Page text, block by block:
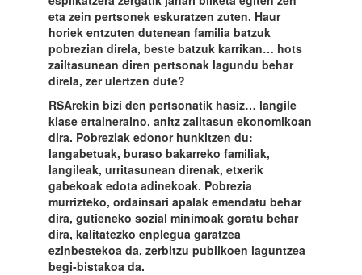
eta zein pertsonek eskuratzen zuten. Haur
horiek entzuten dutenean familia batzuk
pobrezian direla, beste batzuk karrikan… hots
zailtasunean diren pertsonak lagundu behar
direla, zer ulertzen dute?
RSArekin bizi den pertsonatik hasiz… langile
klase ertaineraino, anitz zailtasun ekonomikoan
dira. Pobreziak edonor hunkitzen du:
langabetuak, buraso bakarreko familiak,
langileak, urritasunean direnak, etxerik
gabekoak edota adinekoak. Pobrezia
murrizteko, ordainsari apalak emendatu behar
dira, gutieneko sozial minimoak goratu behar
dira, kalitatezko enplegua garatzea
ezinbestekoa da, zerbitzu publikoen laguntzea
begi-bistakoa da.